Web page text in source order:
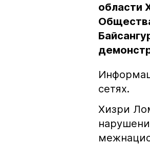
области
сетях.
Хизри